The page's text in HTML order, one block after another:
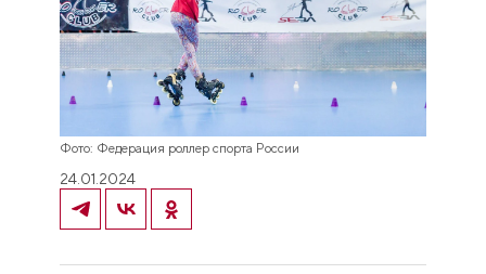
Фото: Федерация роллер спорта России
24.01.2024